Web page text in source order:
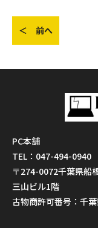
＜ 前へ
PC本舗
TEL：047-494-0940
〒274-0072千葉県船
三山ビル1階
古物商許可番号：千